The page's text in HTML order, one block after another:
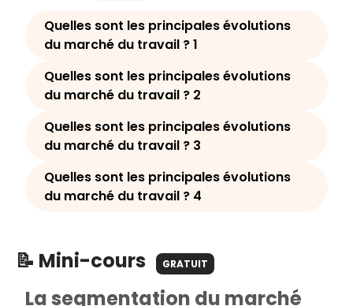
Quelles sont les principales évolutions
du marché du travail ? 1
Quelles sont les principales évolutions
du marché du travail ? 2
Quelles sont les principales évolutions
du marché du travail ? 3
Quelles sont les principales évolutions
du marché du travail ? 4
📝 Mini-cours GRATUIT
La segmentation du marché